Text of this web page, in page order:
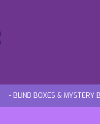
- BLIND BOXES & MYSTERY